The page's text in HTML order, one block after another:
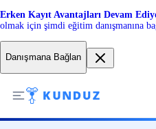
Erken Kayıt Avantajları Devam
olmak için şimdi eğitim danışmanına
Danışmana Bağlan